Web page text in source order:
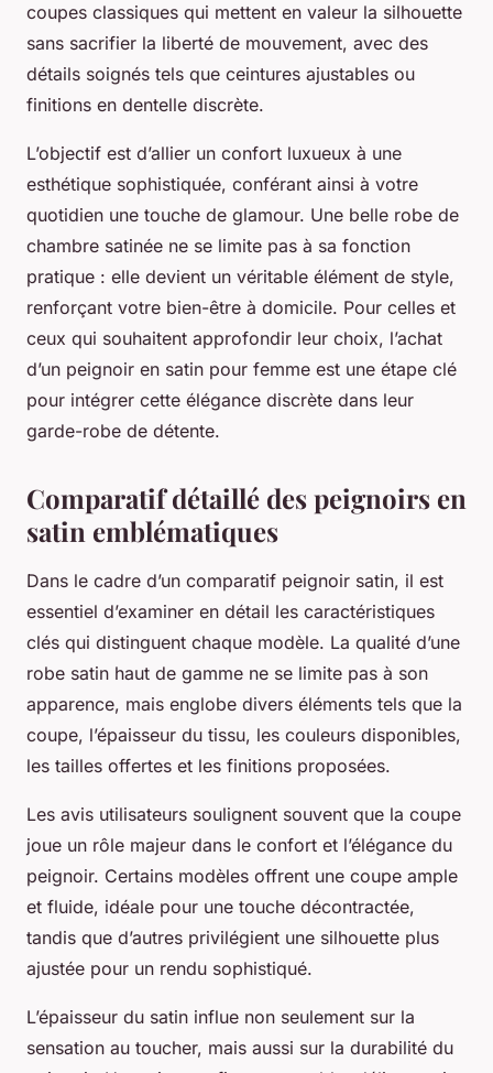
coupes classiques qui mettent en valeur la silhouette
sans sacrifier la liberté de mouvement, avec des
détails soignés tels que ceintures ajustables ou
finitions en dentelle discrète.
L’objectif est d’allier un confort luxueux à une
esthétique sophistiquée, conférant ainsi à votre
quotidien une touche de glamour. Une belle robe de
chambre satinée ne se limite pas à sa fonction
pratique : elle devient un véritable élément de style,
renforçant votre bien-être à domicile. Pour celles et
ceux qui souhaitent approfondir leur choix, l’achat
d’un peignoir en satin pour femme est une étape clé
pour intégrer cette élégance discrète dans leur
garde-robe de détente.
Comparatif détaillé des peignoirs en
satin emblématiques
Dans le cadre d’un comparatif peignoir satin, il est
essentiel d’examiner en détail les caractéristiques
clés qui distinguent chaque modèle. La qualité d’une
robe satin haut de gamme ne se limite pas à son
apparence, mais englobe divers éléments tels que la
coupe, l’épaisseur du tissu, les couleurs disponibles,
les tailles offertes et les finitions proposées.
Les avis utilisateurs soulignent souvent que la coupe
joue un rôle majeur dans le confort et l’élégance du
peignoir. Certains modèles offrent une coupe ample
et fluide, idéale pour une touche décontractée,
tandis que d’autres privilégient une silhouette plus
ajustée pour un rendu sophistiqué.
L’épaisseur du satin influe non seulement sur la
sensation au toucher, mais aussi sur la durabilité du